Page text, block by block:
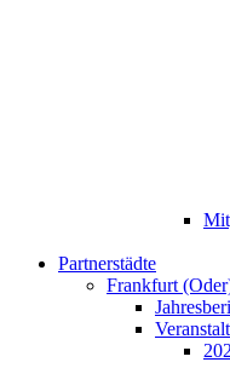
Partnerstädte
Frankfurt